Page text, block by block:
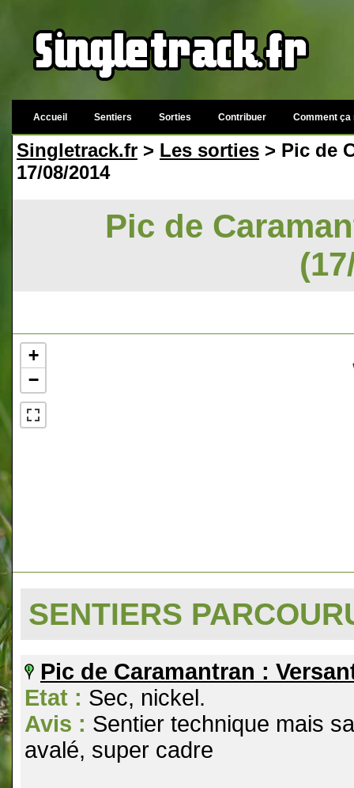
Accueil Sentiers Sorties Contribuer Comment ça
Singletrack.fr > Les sorties > Pic de
17/08/2014
Pic de
+
−
SENTIERS
Pic de Caramantran :
Etat : Sec, nickel.
Avis : Sentier technique mais
avalé, super cadre